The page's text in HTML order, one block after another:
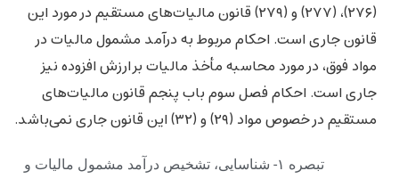
(۲۷۶)، (۲۷۷) و (۲۷۹) قانون ‏مالیات‌های مستقیم در مورد این
‏قانون جاری است. احکام مربوط به درآمد مشمول مالیات در
مواد فوق، در مورد محاسبه مأخذ مالیات بر ارزش افزوده نیز
جاری است. احکام فصل سوم باب پنجم قانون مالیات‌های
مستقیم در خصوص مواد (۲۹) و (۳۲) این قانون جاری نمی‌باشد.
تبصره ۱- شناسایی، تشخیص درآمد مشمول مالیات و